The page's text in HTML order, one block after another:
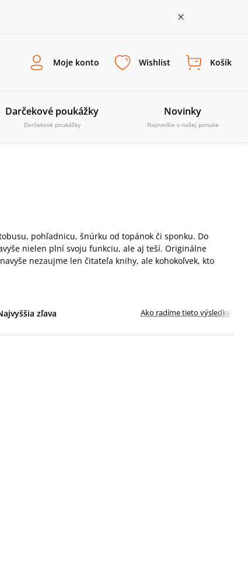
Moje konto Wishlist Košík
Darčekové poukážky
Darčekové poukážky
Novinky
Najnovšie v našej ponuke
pohľadnicu, šnúrku od topánok či sponku. Do
nielen plní svoju funkciu, ale aj teší. Originálne
nezaujme len čitateľa knihy, ale kohokoľvek, kto
zľava Ako radíme tieto výsledky?